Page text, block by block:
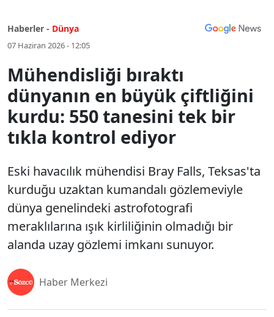
Haberler - Dünya
07 Haziran 2026 - 12:05
Mühendisliği bıraktı
dünyanın en büyük çiftliğini
kurdu: 550 tanesini tek bir
tıkla kontrol ediyor
Eski havacılık mühendisi Bray Falls, Teksas'ta
kurduğu uzaktan kumandalı gözlemeviyle
dünya genelindeki astrofotografi
meraklılarına ışık kirliliğinin olmadığı bir
alanda uzay gözlemi imkanı sunuyor.
Haber Merkezi